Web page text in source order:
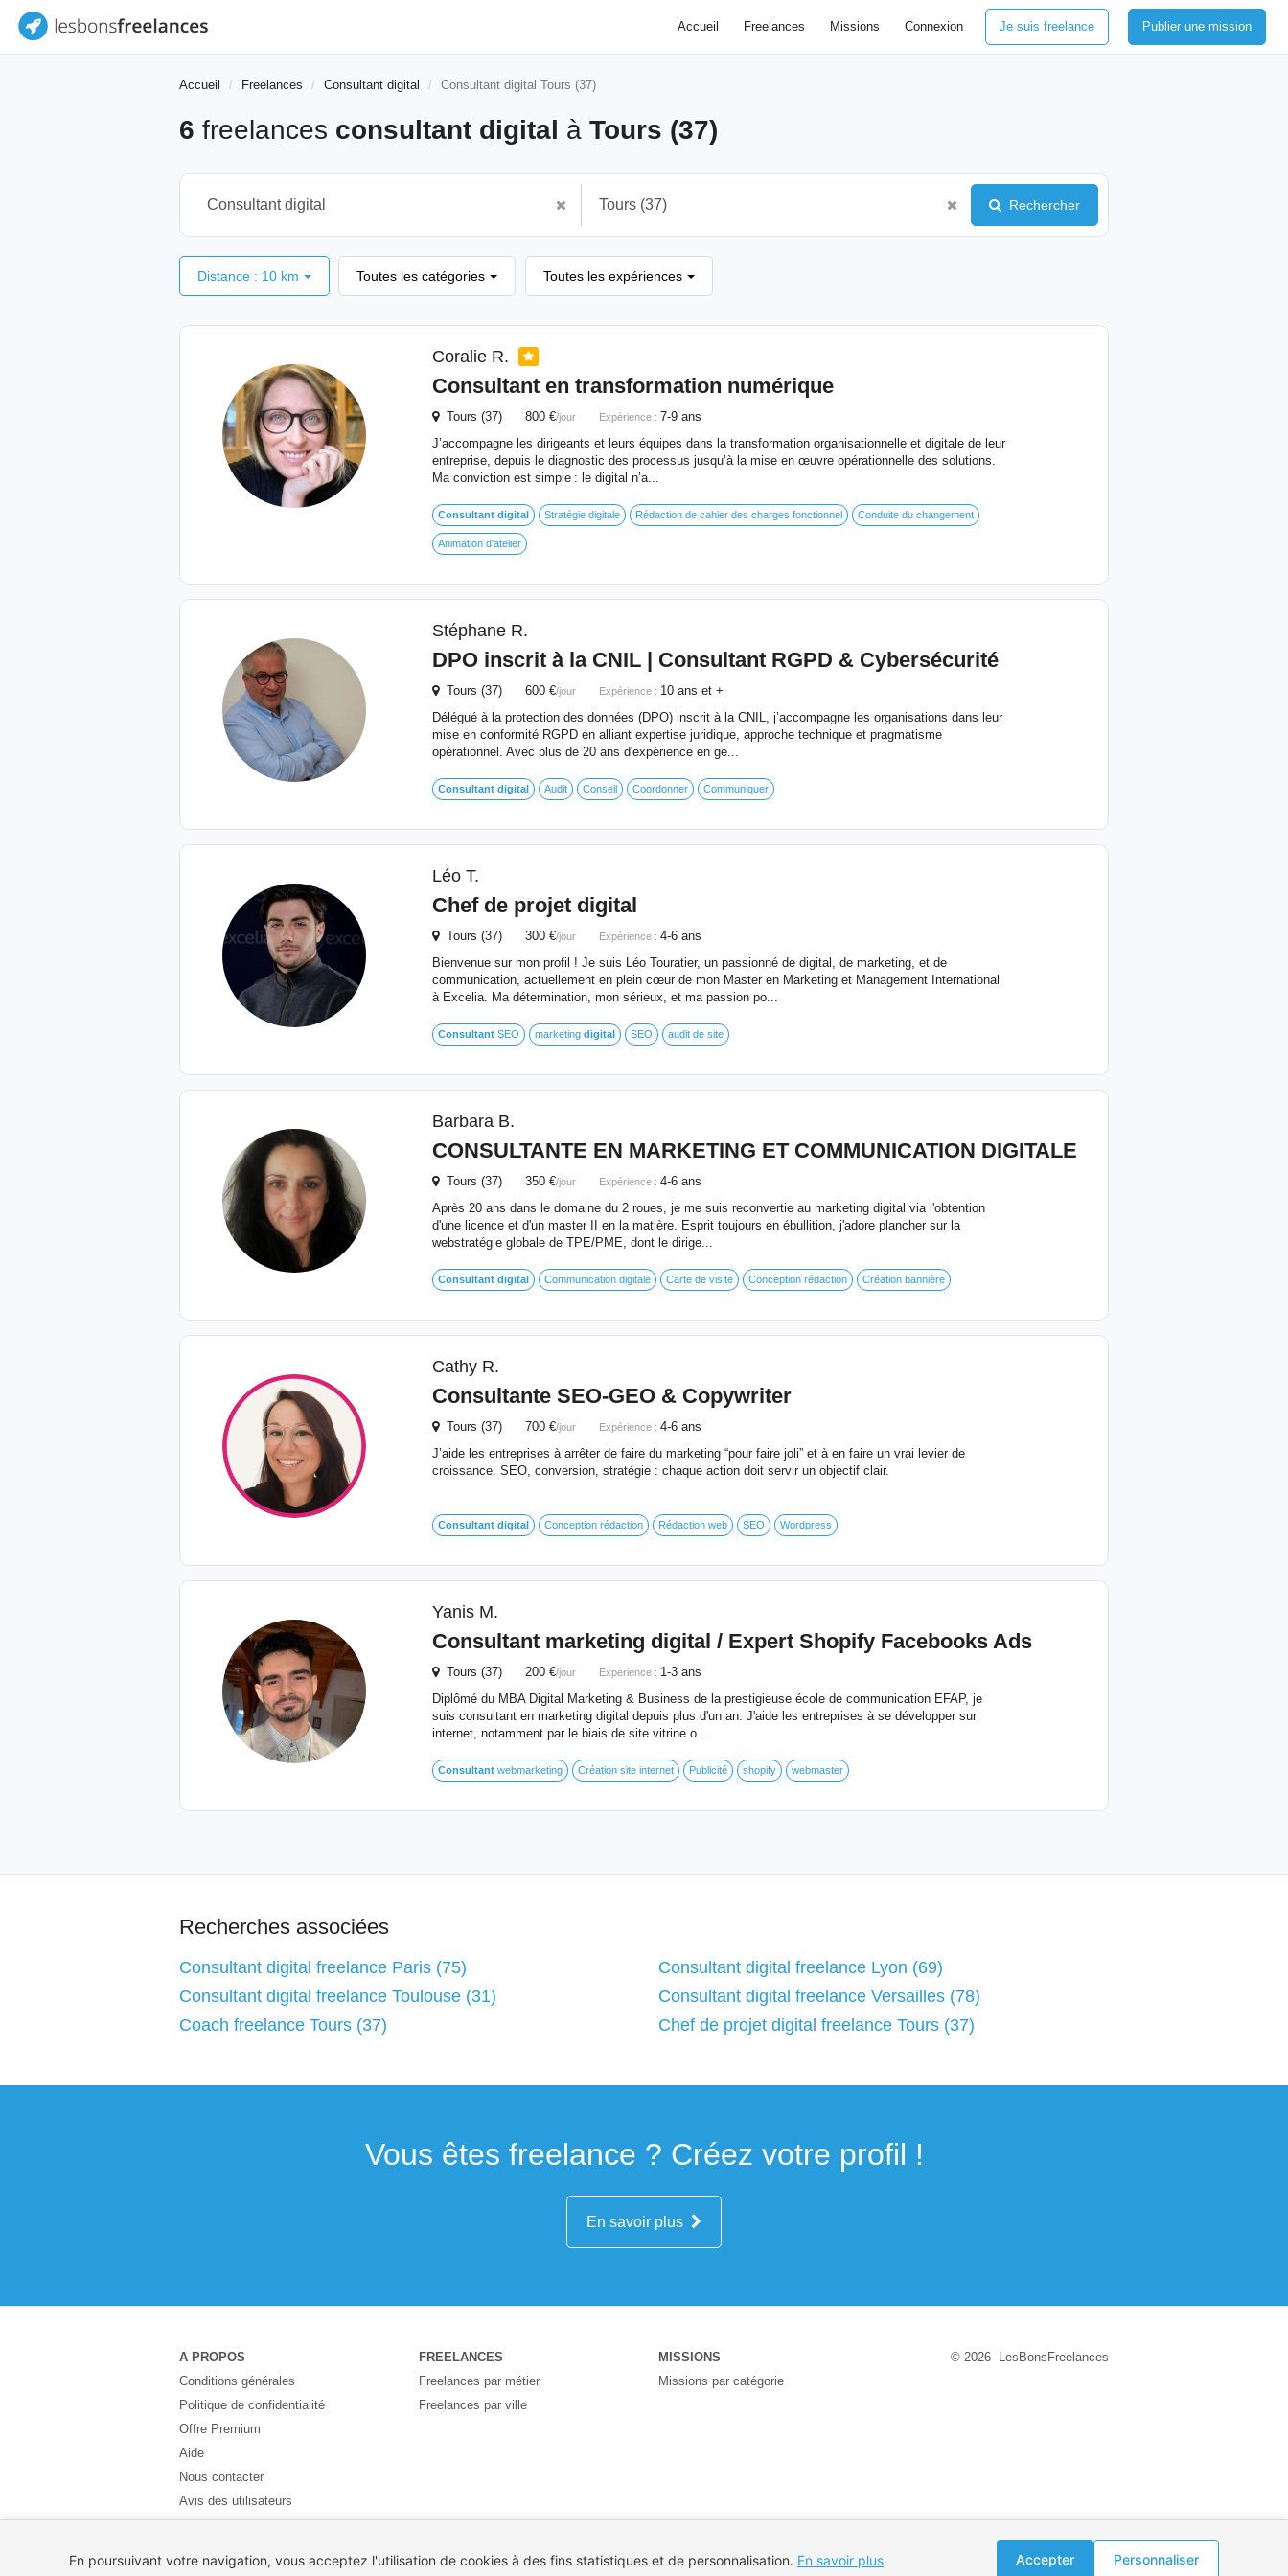
Accueil Freelances Missions Connexion Je suis freelance Publier une mission
Accueil Freelances Consultant digital Consultant digital Tours (37)
6 freelances consultant digital à Tours (37)
Rechercher
Distance : 10 km Toutes les catégories Toutes les expériences
Coralie R.
Consultanten transformation numérique
Tours (37) 800 €/jour Expérience : 7-9 ans
J’accompagne les dirigeants et leurs équipes dans la transformation organisationnelle et digitale de leur
entreprise, depuis le diagnostic des processus jusqu’à la mise en œuvre opérationnelle des solutions.
Ma conviction est simple : le digital n’a...
Consultant digital Stratégie digitale Rédaction de cahier des charges fonctionnel Conduite du changement
Animation d'atelier
Stéphane R.
DPO inscrit à la CNIL | ConsultantRGPD & Cybersécurité
Tours (37) 600 €/jour Expérience : 10 ans et +
Délégué à la protection des données (DPO) inscrit à la CNIL, j’accompagne les organisations dans leur
mise en conformité RGPD en alliant expertise juridique, approche technique et pragmatisme
opérationnel. Avec plus de 20 ans d'expérience en ge...
Consultant digital Audit Conseil Coordonner Communiquer
Léo T.
Chef de projet digital
Tours (37) 300 €/jour Expérience : 4-6 ans
Bienvenue sur mon profil ! Je suis Léo Touratier, un passionné de digital, de marketing, et de
communication, actuellement en plein cœur de mon Master en Marketing et Management International
à Excelia. Ma détermination, mon sérieux, et ma passion po...
ConsultantSEO marketing digital SEO audit de site
Barbara B.
CONSULTANTE EN MARKETING ET COMMUNICATION DIGITALE
Tours (37) 350 €/jour Expérience : 4-6 ans
Après 20 ans dans le domaine du 2 roues, je me suis reconvertie au marketing digital via l'obtention
d'une licence et d'un master II en la matière. Esprit toujours en ébullition, j'adore plancher sur la
webstratégie globale de TPE/PME, dont le dirige...
Consultant digital Communication digitale Carte de visite Conception rédaction Création bannière
Cathy R.
Consultante SEO-GEO & Copywriter
Tours (37) 700 €/jour Expérience : 4-6 ans
J’aide les entreprises à arrêter de faire du marketing “pour faire joli” et à en faire un vrai levier de
croissance. SEO, conversion, stratégie : chaque action doit servir un objectif clair.
Consultant digital Conception rédaction Rédaction web SEO Wordpress
Yanis M.
Consultantmarketing digital / Expert Shopify Facebooks Ads
Tours (37) 200 €/jour Expérience : 1-3 ans
Diplômé du MBA Digital Marketing & Business de la prestigieuse école de communication EFAP, je
suis consultant en marketing digital depuis plus d'un an. J'aide les entreprises à se développer sur
internet, notamment par le biais de site vitrine o...
Consultantwebmarketing Création site internet Publicité shopify webmaster
Recherches associées
Consultant digital freelance Paris (75)
Consultant digital freelance Lyon (69)
Consultant digital freelance Toulouse (31)
Consultant digital freelance Versailles (78)
Coach freelance Tours (37)
Chef de projet digital freelance Tours (37)
Vous êtes freelance ? Créez votre profil !
En savoir plus
A PROPOS
Conditions générales
Politique de confidentialité
Offre Premium
Aide
Nous contacter
Avis des utilisateurs
Partenaires
FREELANCES
Freelances par métier
Freelances par ville
MISSIONS
Missions par catégorie
© 2026 LesBonsFreelances
En poursuivant votre navigation, vous acceptez l'utilisation de cookies à des fins statistiques et de personnalisation. En savoir plus Accepter Personnaliser